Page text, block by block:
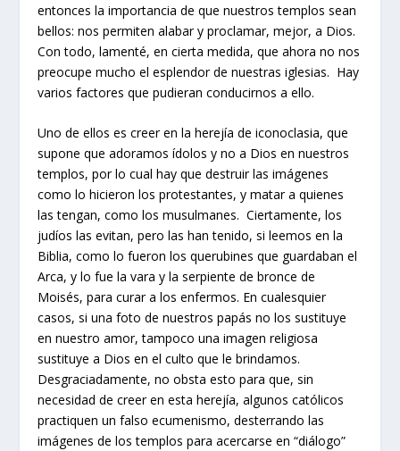
entonces la importancia de que nuestros templos sean
bellos: nos permiten alabar y proclamar, mejor, a Dios.
Con todo, lamenté, en cierta medida, que ahora no nos
preocupe mucho el esplendor de nuestras iglesias. Hay
varios factores que pudieran conducirnos a ello.
Uno de ellos es creer en la herejía de iconoclasia, que
supone que adoramos ídolos y no a Dios en nuestros
templos, por lo cual hay que destruir las imágenes
como lo hicieron los protestantes, y matar a quienes
las tengan, como los musulmanes. Ciertamente, los
judíos las evitan, pero las han tenido, si leemos en la
Biblia, como lo fueron los querubines que guardaban el
Arca, y lo fue la vara y la serpiente de bronce de
Moisés, para curar a los enfermos. En cualesquier
casos, si una foto de nuestros papás no los sustituye
en nuestro amor, tampoco una imagen religiosa
sustituye a Dios en el culto que le brindamos.
Desgraciadamente, no obsta esto para que, sin
necesidad de creer en esta herejía, algunos católicos
practiquen un falso ecumenismo, desterrando las
imágenes de los templos para acercarse en “diálogo”